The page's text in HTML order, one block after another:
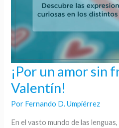
¡Por un amor sin
Valentín!
Por Fernando D. Umpiérrez
En el vasto mundo de las
¡Por
un
amor
sin